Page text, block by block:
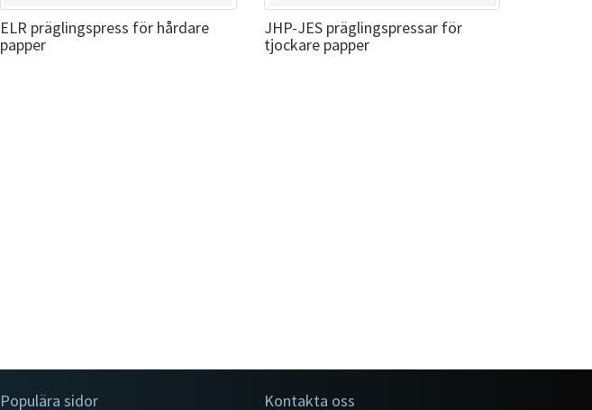
ELR präglingspress för hårdare
papper
JHP-JES präglingspressar för
tjockare papper
Populära sidor Kontakta oss